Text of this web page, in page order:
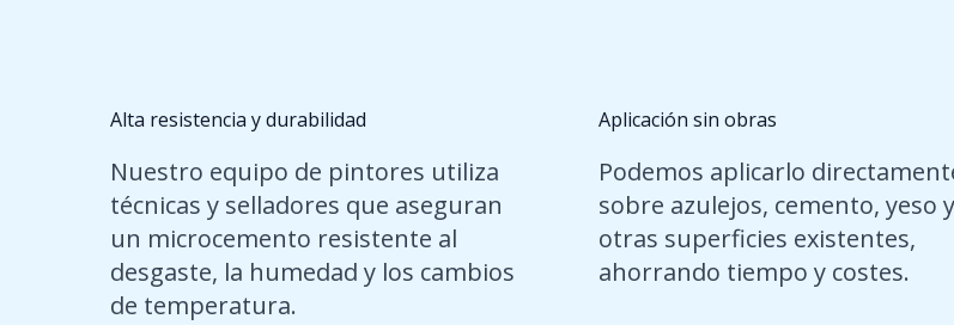
Alta resistencia y durabilidad
Nuestro equipo de pintores utiliza
técnicas y selladores que aseguran
un microcemento resistente al
desgaste, la humedad y los cambios
de temperatura.
Aplicación sin obras
Podemos aplicarlo
sobre azulejos, cemento, yeso y
otras superficies existentes,
ahorrando tiempo y costes.